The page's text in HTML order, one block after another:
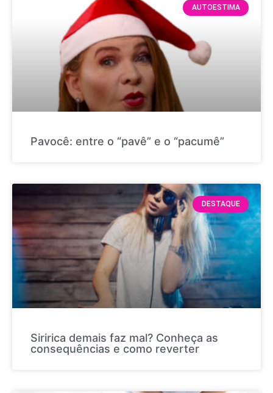
AUTOESTIMA
Pavocê: entre o “pavê” e o “pacumê”
DESTAQUE
Siririca demais faz mal? Conheça as
consequências e como reverter